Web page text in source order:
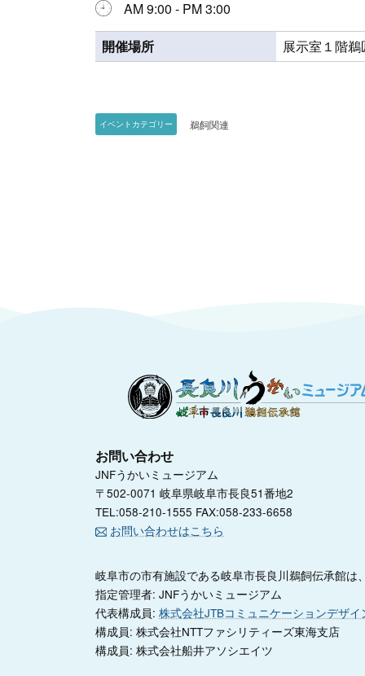
AM 9:00 - PM 3:00
開催場所
展示室１階
イベントカテゴリー 鵜飼関連
お問い合わせ
JNFうかいミュージアム
〒502-0071 岐阜県岐阜市長良51番地2
TEL:058-210-1555 FAX:058-233-6658
お問い合わせはこちら
岐阜市の市有施設である岐阜市長良川鵜飼伝承館
指定管理者: JNFうかいミュージアム
代表構成員: 株式会社JTBコミュニケーションデザイ
構成員: 株式会社NTTファシリティーズ東海支店
構成員: 株式会社船井アソシエイツ